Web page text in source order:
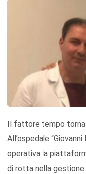
Il fattore tempo
All’ospedale
operativa la
di rotta nella